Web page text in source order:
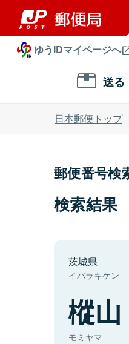
ゆうIDマイページへ
送る
日本郵便トップ
郵便番号検
検索結果
茨城県
イバラキケン
樅山
モミヤマ